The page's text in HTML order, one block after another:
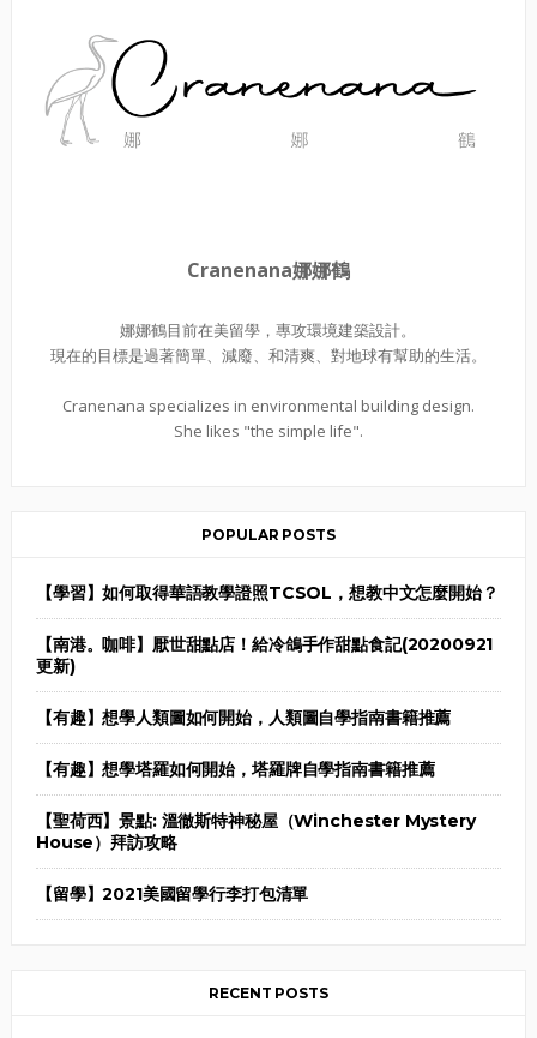
Cranenana娜娜鶴
娜娜鶴目前在美留學，專攻環境建築設計。
現在的目標是過著簡單、減廢、和清爽、對地球有幫助的生活。
Cranenana specializes in environmental building design.
She likes "the simple life".
POPULAR POSTS
【學習】如何取得華語教學證照TCSOL，想教中文怎麼開始？
【南港。咖啡】厭世甜點店！給冷鴿手作甜點食記(20200921
更新)
【有趣】想學人類圖如何開始，人類圖自學指南書籍推薦
【有趣】想學塔羅如何開始，塔羅牌自學指南書籍推薦
【聖荷西】景點: 溫徹斯特神秘屋（Winchester Mystery
House）拜訪攻略
【留學】2021美國留學行李打包清單
RECENT POSTS